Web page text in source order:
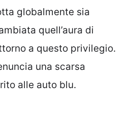
globalmente sia
quell’aura di
a questo privilegio.
una scarsa
alle auto blu.